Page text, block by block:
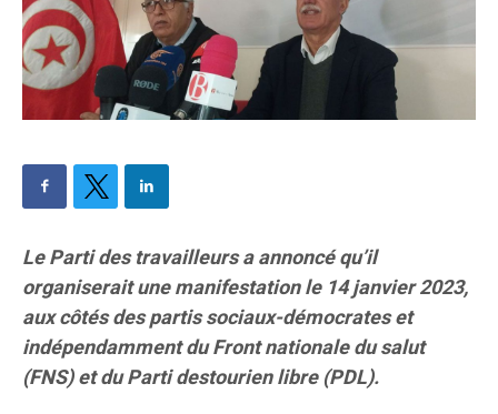
Le Parti des travailleurs a annoncé qu’il
organiserait une manifestation le 14 janvier 2023,
aux côtés des partis sociaux-démocrates et
indépendamment du Front nationale du salut
(FNS) et du Parti destourien libre (PDL).